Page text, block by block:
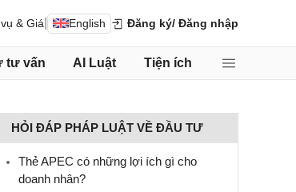
& Giá English Đăng ký/ Đăng nhập
tư vấn AI Luật Tiện ích
HỎI ĐÁP PHÁP LUẬT VỀ ĐẦU TƯ
Thẻ APEC có những lợi ích gì cho
doanh nhân?